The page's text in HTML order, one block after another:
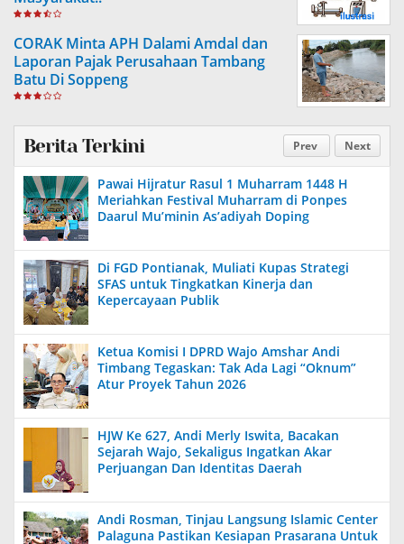
CORAK Minta APH Dalami Amdal dan
Laporan Pajak Perusahaan Tambang
Batu Di Soppeng
Prev Next
Berita Terkini
Pawai Hijratur Rasul 1 Muharram 1448 H
Meriahkan Festival Muharram di Ponpes
Daarul Mu’minin As’adiyah Doping
Di FGD Pontianak, Muliati Kupas Strategi
SFAS untuk Tingkatkan Kinerja dan
Kepercayaan Publik
Ketua Komisi I DPRD Wajo Amshar Andi
Timbang Tegaskan: Tak Ada Lagi “Oknum”
Atur Proyek Tahun 2026
HJW Ke 627, Andi Merly Iswita, Bacakan
Sejarah Wajo, Sekaligus Ingatkan Akar
Perjuangan Dan Identitas Daerah
Andi Rosman, Tinjau Langsung Islamic Center
Palaguna Pastikan Kesiapan Prasarana Untuk